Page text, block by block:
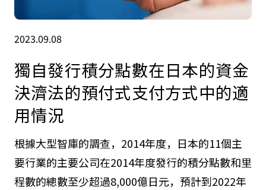
2023.09.08
獨自發行積分點數在日本的資金
決濟法的預付式支付方式中的適
用情況
根據大型智庫的調查，2014年度，日本的11個主
要行業的主要公司在2014年度發行的積分點數和里
程數的總數至少超過8,000億日元，預計到2022年